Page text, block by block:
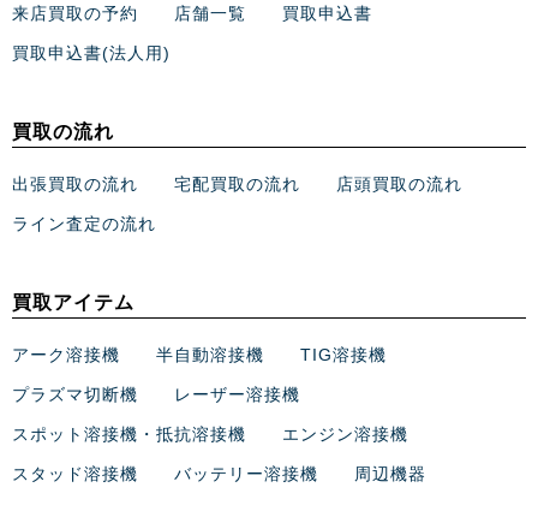
来店買取の予約 店舗一覧 買取申込書
買取申込書(法人用)
買取の流れ
出張買取の流れ 宅配買取の流れ 店頭買取の流れ
ライン査定の流れ
買取アイテム
アーク溶接機 半自動溶接機 TIG溶接機
プラズマ切断機 レーザー溶接機
スポット溶接機・抵抗溶接機 エンジン溶接機
スタッド溶接機 バッテリー溶接機 周辺機器